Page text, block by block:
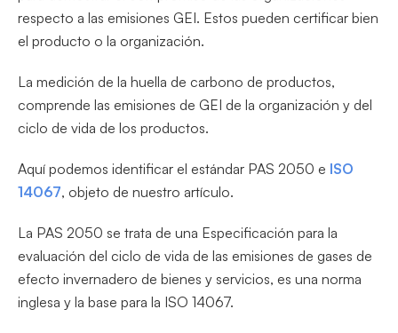
respecto a las emisiones GEI. Estos pueden certificar bien
el producto o la organización.
La medición de la huella de carbono de productos,
comprende las emisiones de GEI de la organización y del
ciclo de vida de los productos.
Aquí podemos identificar el estándar PAS 2050 e ISO
14067, objeto de nuestro artículo.
La PAS 2050 se trata de una Especificación para la
evaluación del ciclo de vida de las emisiones de gases de
efecto invernadero de bienes y servicios, es una norma
inglesa y la base para la ISO 14067.